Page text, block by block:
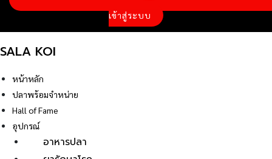
เข้าสู่ระบบ
SALA KOI
หน้าหลัก
ปลาพร้อมจำหน่าย
Hall of Fame
อุปกรณ์
อาหารปลา